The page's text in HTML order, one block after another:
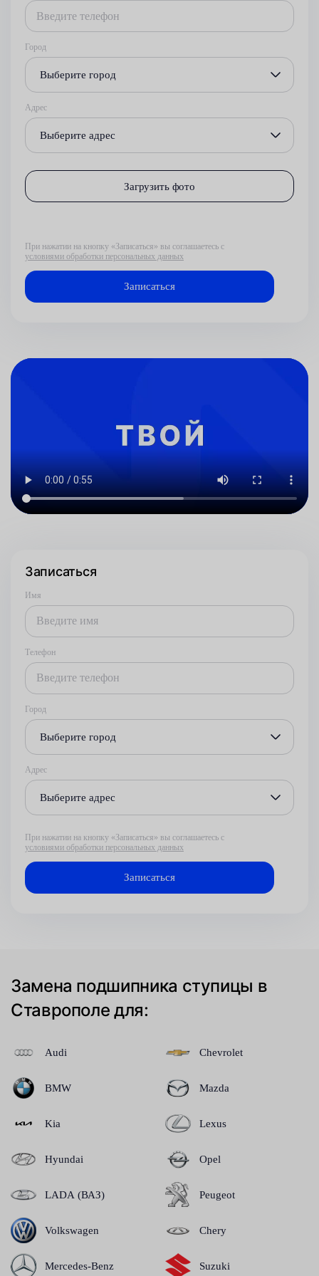
Город
Выберите город
Адрес
Выберите адрес
Загрузить фото
При нажатии на кнопку «Записаться» вы соглашаетесь с
условиями обработки персональных данных
Записаться
Имя
Телефон
Город
Выберите город
Адрес
Выберите адрес
При нажатии на кнопку «Записаться» вы соглашаетесь с
условиями обработки персональных данных
Замена подшипника ступицы в
Ставрополе для:
Audi
BMW
Kia
Hyundai
LADA (ВАЗ)
Volkswagen
Mercedes-Benz
Chevrolet
Mazda
Lexus
Opel
Peugeot
Chery
Suzuki